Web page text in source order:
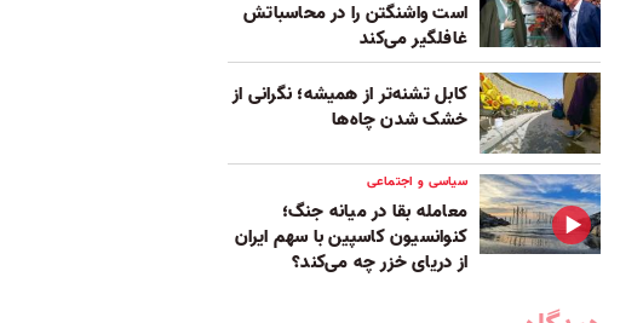
است واشنگتن را در محاسباتش
غافلگیر می‌کند
کابل تشنه‌تر از همیشه؛ نگرانی از
خشک‌ شدن چاه‌ها
سیاسی و اجتماعی
معامله بقا در میانه جنگ؛
کنوانسیون کاسپین با سهم ایران
از دریای خزر چه می‌کند؟